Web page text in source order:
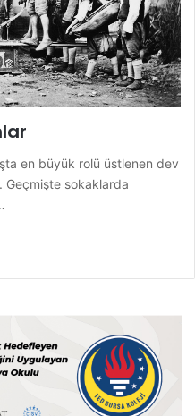
en büyük rolü üstlenen dev
Geçmişte sokaklarda